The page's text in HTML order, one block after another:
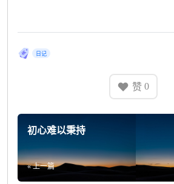
日记
赞 0
初心难以秉持
« 上一篇